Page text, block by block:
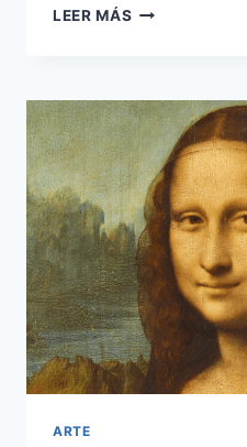
LEER MÁS QUÉ
ESTRELLADA»
DE
VINCENT
VAN
GOGH»
ARTE